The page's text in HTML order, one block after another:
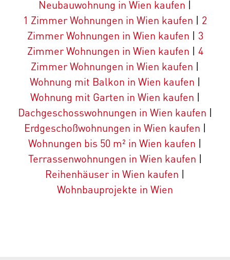
Neubauwohnung in Wien kaufen |
1 Zimmer Wohnungen in Wien kaufen | 2
Zimmer Wohnungen in Wien kaufen | 3
Zimmer Wohnungen in Wien kaufen | 4
Zimmer Wohnungen in Wien kaufen |
Wohnung mit Balkon in Wien kaufen |
Wohnung mit Garten in Wien kaufen |
Dachgeschosswohnungen in Wien kaufen |
Erdgeschoßwohnungen in Wien kaufen |
Wohnungen bis 50 m² in Wien kaufen |
Terrassenwohnungen in Wien kaufen |
Reihenhäuser in Wien kaufen |
Wohnbauprojekte in Wien